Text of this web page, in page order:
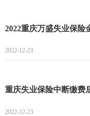
2022-12-23
2022-12-23